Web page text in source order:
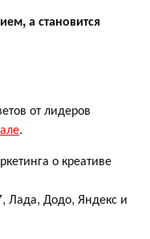
а становится
от лидеров
.
о креативе
Лада, Додо, Яндекс и